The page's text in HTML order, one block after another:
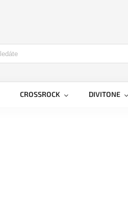
CROSSROCK DIVITONE